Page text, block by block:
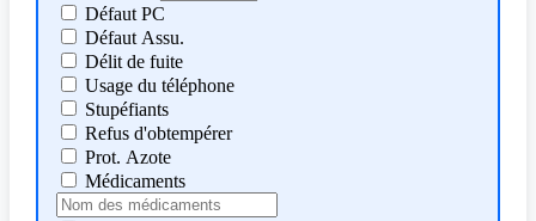
Défaut PC
Défaut Assu.
Délit de fuite
Usage du téléphone
Stupéfiants
Refus d'obtempérer
Prot. Azote
Médicaments